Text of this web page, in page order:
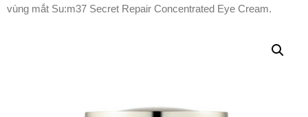
vùng mắt Su:m37 Secret Repair Concentrated Eye Cream.